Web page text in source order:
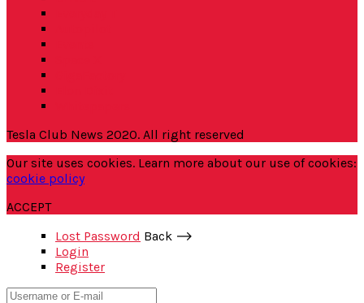
Tesla Club News 2020. All right reserved
Our site uses cookies. Learn more about our use of cookies:
cookie policy
ACCEPT
Lost Password Back ⟶
Login
Register